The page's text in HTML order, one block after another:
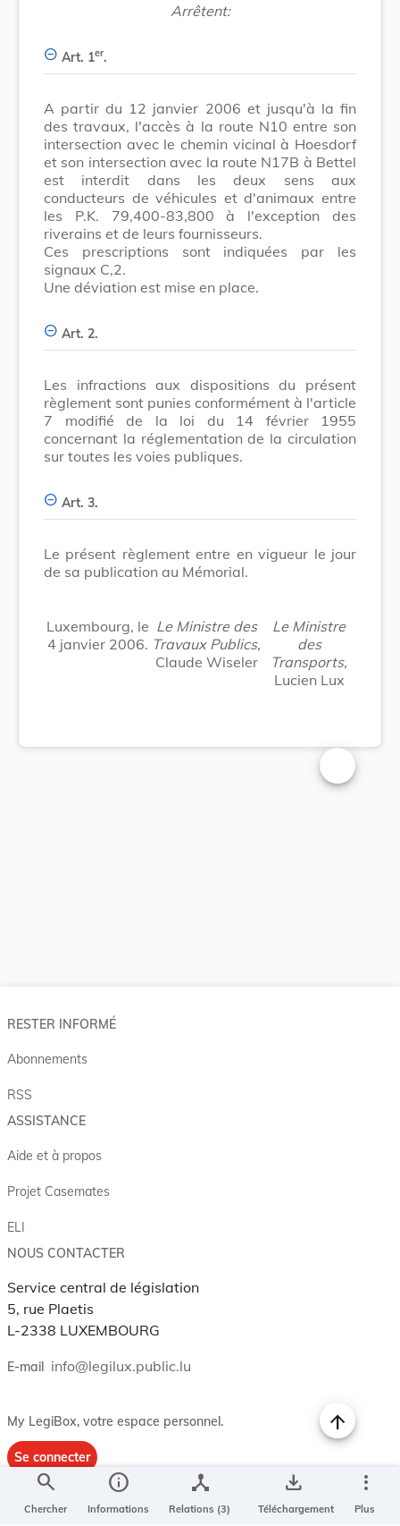
Arrêtent:
Art. 1er.
A partir du 12 janvier 2006 et jusqu'à la fin
des travaux, l'accès à la route N10 entre son
intersection avec le chemin vicinal à Hoesdorf
et son intersection avec la route N17B à Bettel
est interdit dans les deux sens aux
conducteurs de véhicules et d'animaux entre
les P.K. 79,400-83,800 à l'exception des
riverains et de leurs fournisseurs.
Ces prescriptions sont indiquées par les
signaux C,2.
Une déviation est mise en place.
Art. 2.
Les infractions aux dispositions du présent
règlement sont punies conformément à l'article
7 modifié de la loi du 14 février 1955
concernant la réglementation de la circulation
sur toutes les voies publiques.
Art. 3.
Le présent règlement entre en vigueur le jour
de sa publication au Mémorial.
Luxembourg, le
4 janvier 2006.
Le Ministre des
Travaux Publics,
Claude Wiseler
Le Ministre
des
Transports,
Lucien Lux
Changer la
search
Chercher
info
Informations
device_hub
Relations (3)
save_alt
Téléchargement
more_vert
Plus
RESTER INFORMÉ
Abonnements
RSS
ASSISTANCE
Aide et à propos
Projet Casemates
ELI
NOUS CONTACTER
Service central de législation
5, rue Plaetis
L-2338 LUXEMBOURG
E-mail info@legilux.public.lu
My LegiBox, votre espace personnel.
Se connecter
Enregistrer et organiser vos actes préférés, enregistrer vos
recherches, soyez alerté en cas de modification sur un document